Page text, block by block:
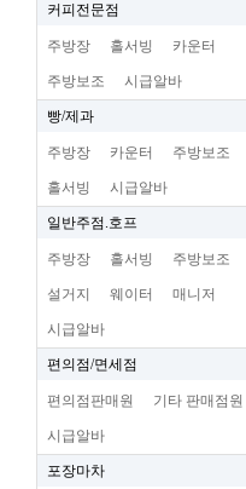
커피전문점
주방장 홀서빙 카운터
주방보조 시급알바
빵/제과
주방장 카운터 주방보조
홀서빙 시급알바
일반주점.호프
주방장 홀서빙 주방보조
설거지 웨이터 매니저
시급알바
편의점/면세점
편의점판매원 기타 판매점원
시급알바
포장마차